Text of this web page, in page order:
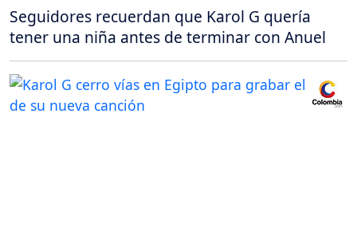
Seguidores recuerdan que Karol G quería
tener una niña antes de terminar con Anuel